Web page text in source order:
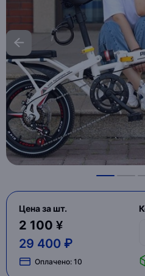
Цена за шт.
2 100 ¥
29 400 ₽
Оплачено: 10